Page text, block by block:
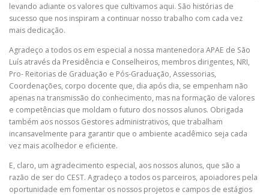
levando adiante os valores que cultivamos aqui. São histórias de
sucesso que nos inspiram a continuar nosso trabalho com cada vez
mais dedicação.
Agradeço a todos os em especial a nossa mantenedora APAE de São
Luís através da Presidência e Conselheiros, membros dirigentes, NRI,
Pro- Reitorias de Graduação e Pós-Graduação, Assessorias,
Coordenações, corpo docente que, dia após dia, se empenham não
apenas na transmissão do conhecimento, mas na formação de valores
e competências que moldam o futuro dos nossos alunos. Obrigada
também aos nossos Gestores administrativos, que trabalham
incansavelmente para garantir que o ambiente acadêmico seja cada
vez mais acolhedor e eficiente.
E, claro, um agradecimento especial, aos nossos alunos, que são a
razão de ser do CEST. Agradeço a todos os parceiros, apoiadores pela
oportunidade em fomentar os nossos projetos e campos de estágios